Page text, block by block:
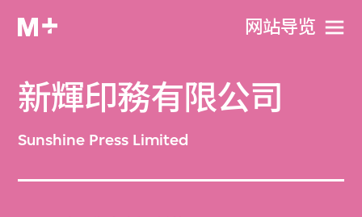
网站导览
新輝印務有限公司
Sunshine Press Limited